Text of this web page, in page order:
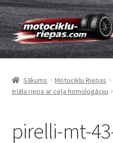
Skip
to
navigation
Skip
to
content
Riepas
Kameras
Viss par riepām
Sākums Motociklu Riepas
triāla riepa ar ceļa homologāciju
pirelli-mt-